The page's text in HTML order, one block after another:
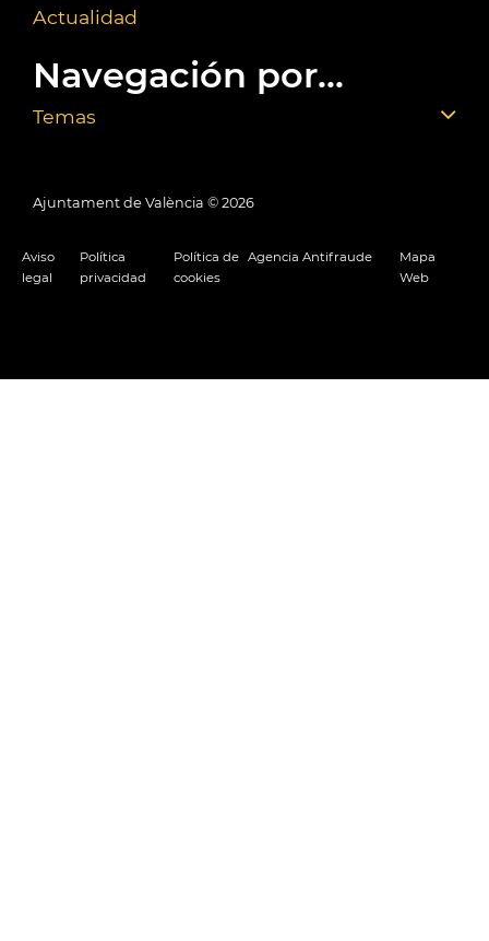
Actualidad
Navegación por...
Temas
Ajuntament de València © 2026
Aviso
legal
Política
privacidad
Política de
cookies
Agencia Antifraude
Mapa
Web